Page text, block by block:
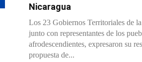
Nicaragua
Los 23 Gobiernos Territoriales de
junto con representantes de los
afrodescendientes, expresaron su
propuesta de...